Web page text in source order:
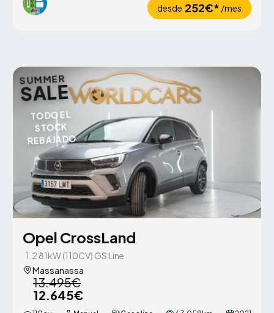
desde 252€* /mes
SUMMER
SALE
TODO EL
STOCK
REBAJADO
Opel CrossLand
1.2 81kW (110CV) GS Line
Massanassa
13.495€
12.645€